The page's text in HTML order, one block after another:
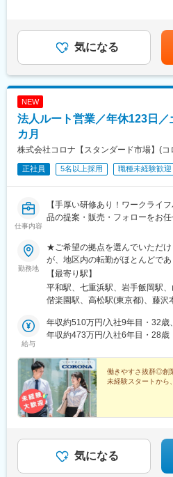
据えて長期的に就業することが可
約1/3の世帯をカバーする通信機
後3年後の定着率も90%を超えて
変更の範囲：会社の定める業務
＜入社後にお任せすること＞
入社後は機器の使い方から始め
経験しながら、徐々に分析・材
ただきます。
・物理分析機器（精密万能試験
・化学分析機器（GCMS、
・成形装置（射出成型機、プレ
■組織構成：
材料開発、スピーカーユニット
を行う部門です。その中で、ス
■ご入社後の流れ：
ご入社後は、勉強会とOJTを組
の指導のもと段階的にスキルを習
■仕事の魅力：
「音」として確認できます。
◇材料開発から製品化まで一貫
もあり、その結果としてお客様
実感できます。
◇技術開発を起点に、製品・顧客
やりがいのある仕事です。
【パイオニアグループの中核事
当社はパイオニアグループの中
1回（4月）■賞与：年2回（6月
金額であり、選考を通じて上下
は固定手当を含めた表記です。
気になる
NEW
法人ルート営業／年休123日
カ月
株式会社コロナ【スタンダード市場】(コ
正社員 5名以上採用 職種未経験歓迎
仕事内容
【手厚い研修あり！ワークライ
品の提案・販売・フォローをお任
勤務地
★ご希望の拠点を選んでいただ
が、地区内の転勤がほとんどで
きます。＜北海道地区＞・北海
＞・岩手県／盛岡市・山形県／
いたま市・群馬県／高崎市・茨
県／金沢市・富山県／富山市・福
市・長野市＜東海地区＞・愛知
田市・香川県／高松市・滋賀県
府／福知山市＜中国地区＞・広
山口県／周南市＜九州地区＞・
本市・宮崎県／宮崎市※受動喫煙
煙可能場所あり）
【最寄り駅】
平和駅、七重浜駅、岩手飯岡駅
偕楽園駅、高松駅(東京都)、藤沢
町駅、西岐阜駅、高茶屋駅、南
西明石駅、福知山市民病院口駅、
駅、大津駅、びわ湖浜大津駅
給与
年収約510万円/入社9年目・32歳
年収約473万円/入社6年目・28歳
働きやすさ抜群◎創
未経験スタートから
気になる